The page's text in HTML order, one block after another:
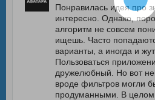
Понравилась идея про
интересно. Однако,
алгоритм не совсем
ищешь. Часто
варианты, а иногда и
Пользоваться
дружелюбный. Но вот
вроде фильтров могли
продуманными. В